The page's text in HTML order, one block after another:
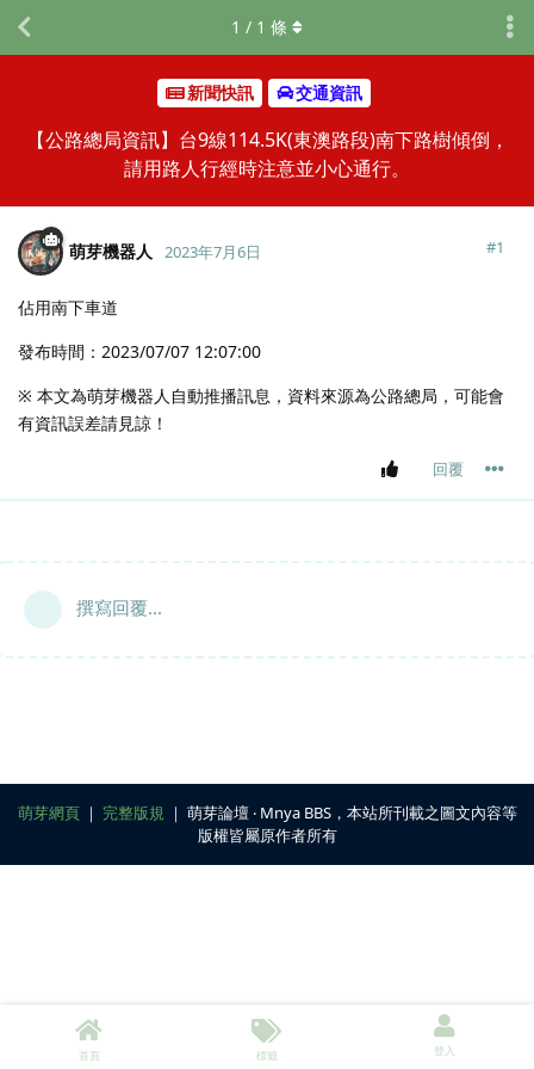
新聞快訊 交通資訊
【公路總局資訊】台9線114.5K(東澳路段)南下路樹傾倒，
請用路人行經時注意並小心通行。
1 / 1 條
萌芽機器人 2023年7月6日 #1
佔用南下車道
發布時間：2023/07/07 12:07:00
※ 本文為萌芽機器人自動推播訊息，資料來源為公路總局，可能會
有資訊誤差請見諒！
回覆
撰寫回覆...
萌芽網頁｜ 完整版規 ｜ 萌芽論壇 ‧ Mnya BBS，本站所刊載之圖文內容等
版權皆屬原作者所有
首頁 標籤 登入